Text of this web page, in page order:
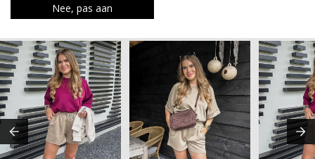
MAAK JE LOOK COMPLEET
Nee, pas aan